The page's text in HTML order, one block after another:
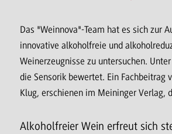
Das "Weinnova"-Team hat es sich zur
innovative alkoholfreie und
Weinerzeugnisse zu untersuchen.
die Sensorik bewertet. Ein Fachbeitrag
Klug, erschienen im Meininger Verlag,
Alkoholfreier Wein erfreut sich